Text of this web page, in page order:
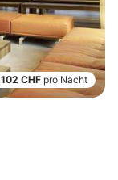
102 CHF pro Nacht